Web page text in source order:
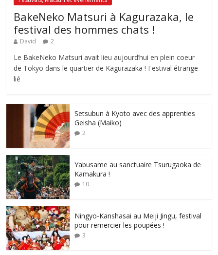
BakeNeko Matsuri à Kagurazaka, le
festival des hommes chats !
David 2
Le BakeNeko Matsuri avait lieu aujourd’hui en plein coeur
de Tokyo dans le quartier de Kagurazaka ! Festival étrange
lié
Setsubun à Kyoto avec des apprenties
Geisha (Maiko)
2
Yabusame au sanctuaire Tsurugaoka de
Kamakura !
10
Ningyo-Kanshasai au Meiji Jingu, festival
pour remercier les poupées !
3